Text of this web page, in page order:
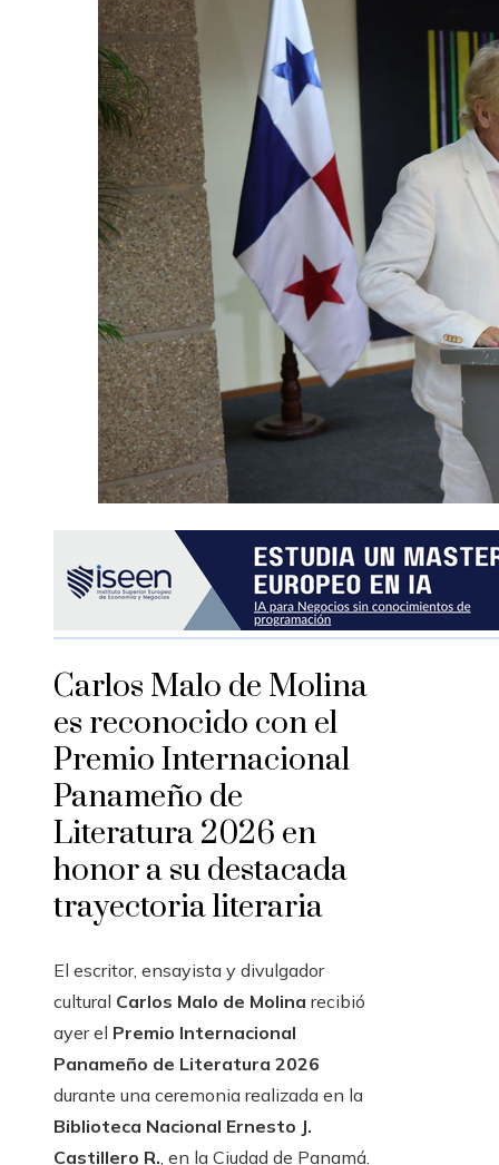
Carlos Malo de Molina
es reconocido con el
Premio Internacional
Panameño de
Literatura 2026 en
honor a su destacada
trayectoria literaria
El escritor, ensayista y divulgador
cultural Carlos Malo de Molina recibió
ayer el Premio Internacional
Panameño de Literatura 2026
durante una ceremonia realizada en la
Biblioteca Nacional Ernesto J.
Castillero R., en la Ciudad de Panamá.